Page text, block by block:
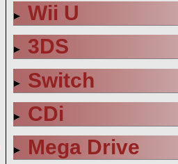
Wii U
3DS
Switch
CDi
Mega Drive